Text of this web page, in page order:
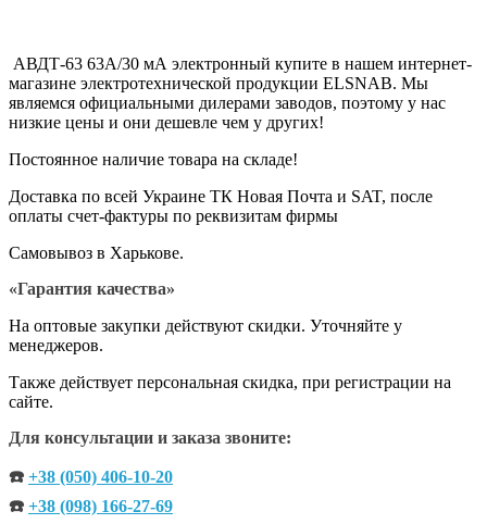
АВДТ-63 63А/30 мА электронный купите в нашем интернет-
магазине электротехнической продукции ELSNAB. Мы
являемся официальными дилерами заводов, поэтому у нас
низкие цены и они дешевле чем у других!
Постоянное наличие товара на складе!
Доставка по всей Украине ТК Новая Почта и SAT, после
оплаты счет-фактуры по реквизитам фирмы
Самовывоз в Харькове.
«Гарантия качества»
На оптовые закупки действуют скидки. Уточняйте у
менеджеров.
Также действует персональная скидка, при регистрации на
сайте.
Для консультации и заказа звоните:
☎️ +38 (050) 406-10-20
☎️ +38 (098) 166-27-69